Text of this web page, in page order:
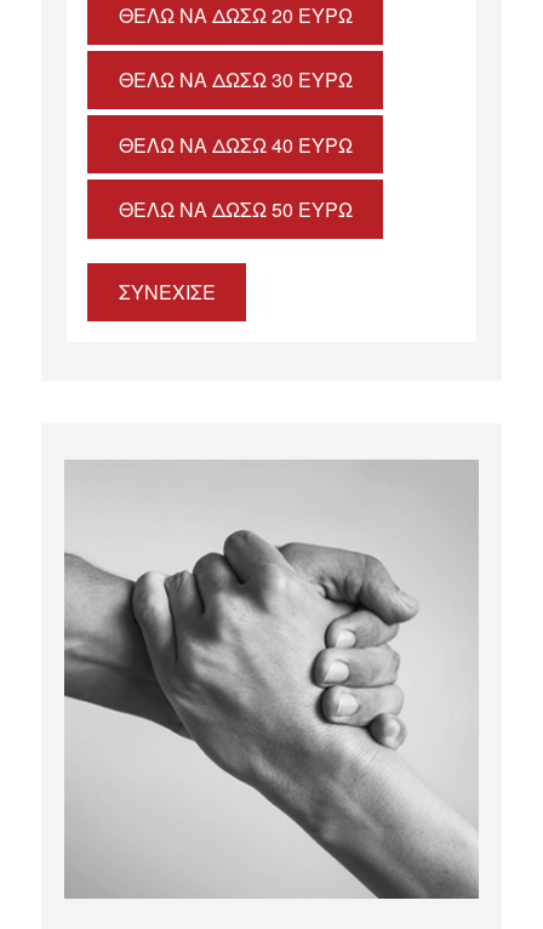
ΘΈΛΩ ΝΑ ΔΏΣΩ 20 ΕΥΡΏ
ΘΈΛΩ ΝΑ ΔΏΣΩ 30 ΕΥΡΏ
ΘΈΛΩ ΝΑ ΔΏΣΩ 40 ΕΥΡΏ
ΘΈΛΩ ΝΑ ΔΏΣΩ 50 ΕΥΡΏ
ΣΥΝΕΧΙΣΕ